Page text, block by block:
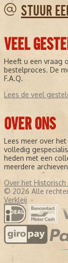
STUUR
VEEL
Heeft u een vraag
bestelproces. De
F.A.Q.
Lees de veel
OVER ONS
Lees meer over
volledig
heden met een
meerdere
Over het Historisch
© 2026 Alle
Verkleij